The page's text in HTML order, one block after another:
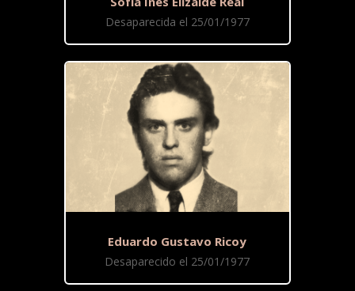
Desaparecida el 25/01/1977
Eduardo Gustavo Ricoy
Desaparecido el 25/01/1977